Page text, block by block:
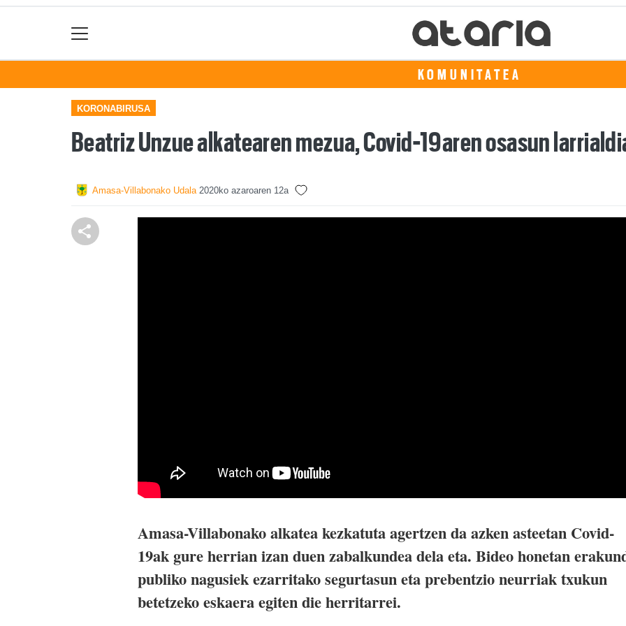
KOMUNITATEA
KORONABIRUSA
Beatriz Unzue alkatearen mezua, Covid-19aren osasun
Amasa-Villabonako Udala 2020ko azaroaren 12a
Amasa-Villabonako alkatea kezkatuta agertzen da azken asteetan Covid-
19ak gure herrian izan duen zabalkundea dela eta. Bideo honetan
publiko nagusiek ezarritako segurtasun eta prebentzio neurriak txukun
betetzeko eskaera egiten die herritarrei.